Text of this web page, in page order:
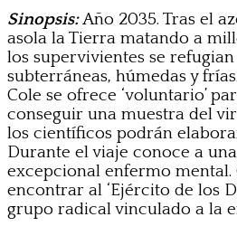
Sinopsis:Año 2035. Tras el
asola la Tierra matando a
los supervivientes se
subterráneas, húmedas y
Cole se ofrece ‘voluntario’
conseguir una muestra del
los científicos podrán
Durante el viaje conoce a
excepcional enfermo mental.
encontrar al ‘Ejército de los
grupo radical vinculado a la